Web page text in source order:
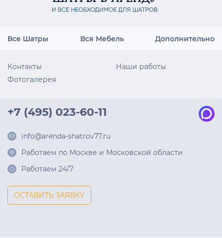
Все Шатры Вся Мебель Дополнительно
Контакты
Наши работы
Фотогалерея
+7 (495) 023-60-11
info@arenda-shatrov77.ru
Работаем по Москве и Московской области
Работаем 24/7
ОСТАВИТЬ ЗАЯВКУ